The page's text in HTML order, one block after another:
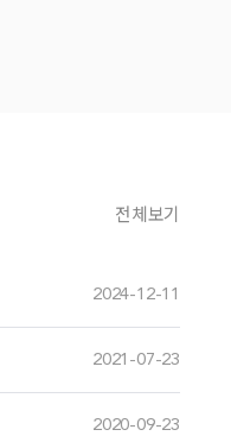
전체보기
2024-12-11
2021-07-23
2020-09-23